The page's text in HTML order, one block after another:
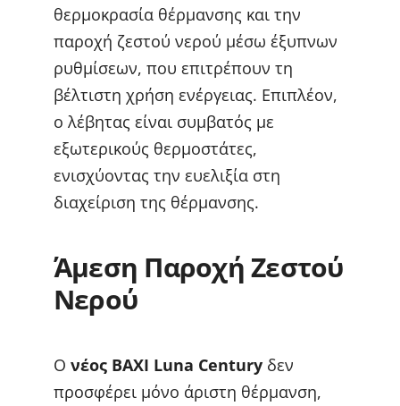
θερμοκρασία θέρμανσης και την
παροχή ζεστού νερού μέσω έξυπνων
ρυθμίσεων, που επιτρέπουν τη
βέλτιστη χρήση ενέργειας. Επιπλέον,
ο λέβητας είναι συμβατός με
εξωτερικούς θερμοστάτες,
ενισχύοντας την ευελιξία στη
διαχείριση της θέρμανσης.
Άμεση Παροχή Ζεστού
Νερού
Ο νέος BAXI Luna Centuryδεν
προσφέρει μόνο άριστη θέρμανση,